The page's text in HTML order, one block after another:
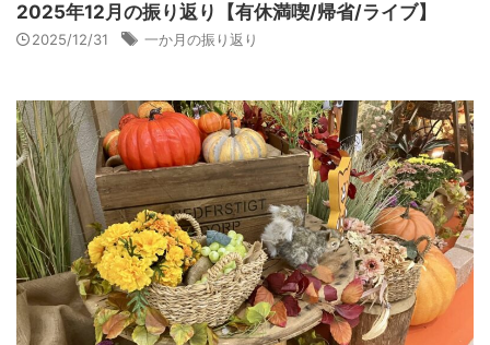
2025年12月の振り返り【有休満喫/帰省/ライブ】
2025/12/31 一か月の振り返り